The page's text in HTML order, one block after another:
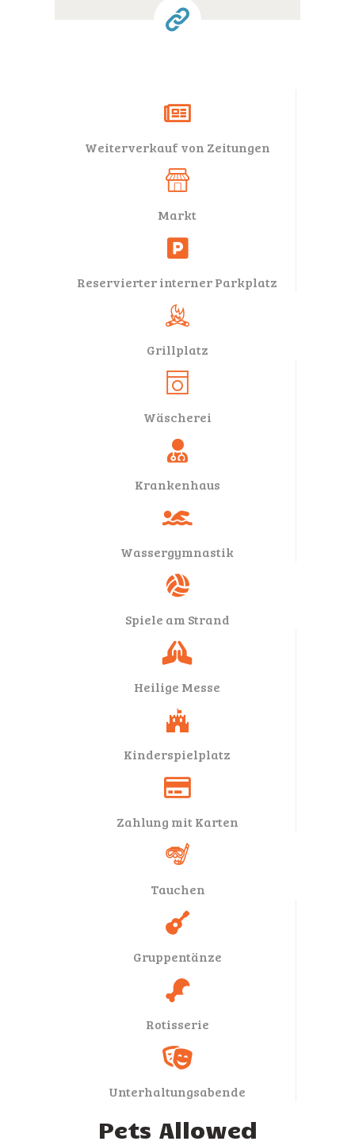
Weiterverkauf von Zeitungen
Markt
Reservierter interner Parkplatz
Grillplatz
Wäscherei
Krankenhaus
Wassergymnastik
Spiele am Strand
Heilige Messe
Kinderspielplatz
Zahlung mit Karten
Tauchen
Gruppentänze
Rotisserie
Unterhaltungsabende
Pets Allowed